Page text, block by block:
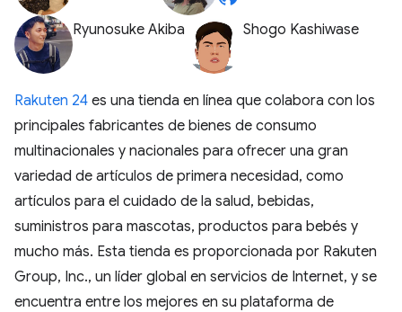
Ryunosuke Akiba Shogo Kashiwase
Rakuten 24 es una tienda en línea que colabora con los
principales fabricantes de bienes de consumo
multinacionales y nacionales para ofrecer una gran
variedad de artículos de primera necesidad, como
artículos para el cuidado de la salud, bebidas,
suministros para mascotas, productos para bebés y
mucho más. Esta tienda es proporcionada por Rakuten
Group, Inc., un líder global en servicios de Internet, y se
encuentra entre los mejores en su plataforma de